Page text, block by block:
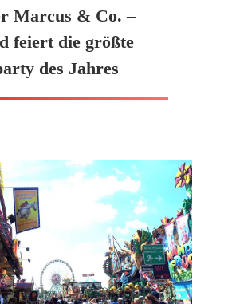
Marcus & Co. –
feiert die größte
des Jahres